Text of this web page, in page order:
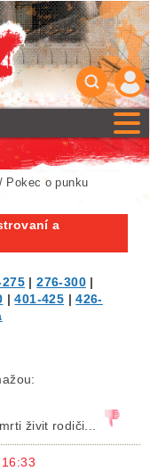
/ Pokec o punku
a
|276-300|
|401-425 |426-
živit rodiči...